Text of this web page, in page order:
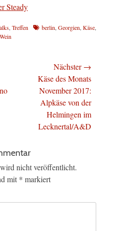
,Treffen Schlagworte
berlin,Georgien,Käse,
Wein
Nächster →
NächsterKäse des Monats
November 2017:
Alpkäse von der
Helmingen im
Lecknertal/A&D
nicht veröffentlicht.
mit * markiert